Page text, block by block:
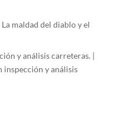
La maldad del diablo y el
y análisis carreteras. |
inspección y análisis